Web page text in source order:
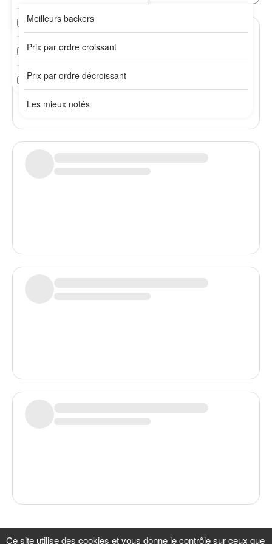
Ce site utilise des cookies et vous donne le contrôle sur ceux que
Plus de 10 ans
2 / 3 mois
3 / 6 mois
6 mois et +
Meilleurs backers
Prix par ordre croissant
Prix par ordre décroissant
Les mieux notés
Plus de backers à afficher